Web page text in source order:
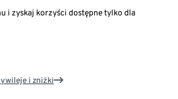
i zyskaj korzyści dostępne tylko dla
i zniżki